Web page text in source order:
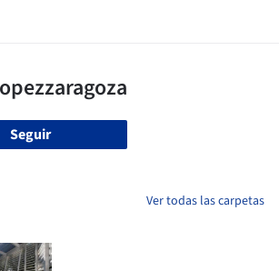
Seguir
Ver todas las carpetas